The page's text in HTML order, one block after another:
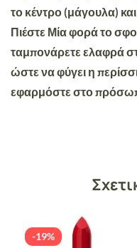
το κέντρο (μάγουλα)
Πιέστε Μίαφορά το
ταμπονάρετε ελαφρά
ώστε να φύγει η
εφαρμόστε στο
-19%